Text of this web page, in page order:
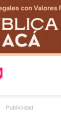
Publicidad